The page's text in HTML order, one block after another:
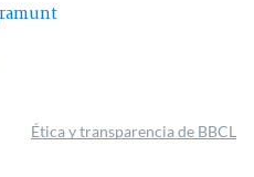
Ética y transparencia de BBCL